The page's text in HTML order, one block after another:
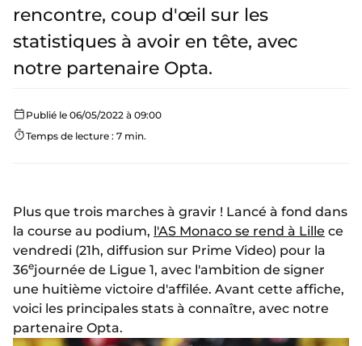
rencontre, coup d'œil sur les
statistiques à avoir en tête, avec
notre partenaire Opta.
Publié le 06/05/2022 à 09:00
Temps de lecture : 7 min.
Plus que trois marches à gravir ! Lancé à fond dans
la course au podium, l'AS Monaco se rend à Lille ce
vendredi (21h, diffusion sur Prime Video) pour la
36ejournée de Ligue 1, avec l'ambition de signer
une huitième victoire d'affilée. Avant cette affiche,
voici les principales stats à connaître, avec notre
partenaire Opta.